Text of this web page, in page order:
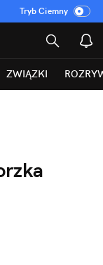
Tryb Ciemny
ZWIĄZKI